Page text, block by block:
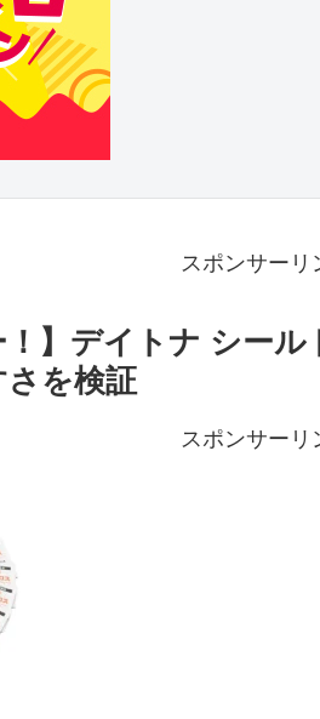
スポンサーリ
！】デイトナ シー
を検証
スポンサーリ